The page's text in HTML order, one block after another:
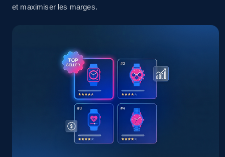
eBay - Gather data on products using
specified keywords
URL, Product id, Title, Seller name, Seller rating,
Seller reviews, Breadcrumbs, Root category, and
359+ Commencer
et maximiser les marges.